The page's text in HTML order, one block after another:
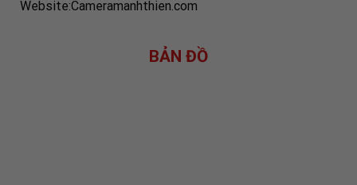
Website:Cameramanhthien.com
BẢN ĐỒ